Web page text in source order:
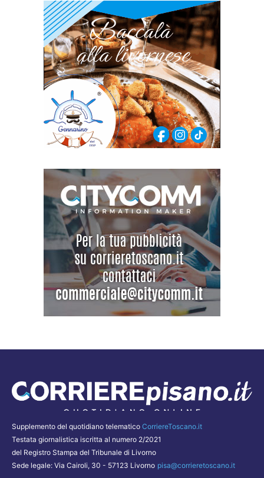
Supplemento del quotidiano telematico CorriereToscano.it
Testata giornalistica iscritta al numero 2/2021
del Registro Stampa del Tribunale di Livorno
Sede legale: Via Cairoli, 30 - 57123 Livorno pisa@corrieretoscano.it